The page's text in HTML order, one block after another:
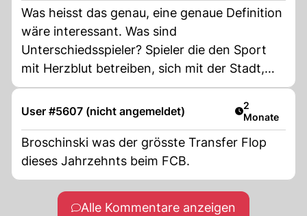
Was heisst das genau, eine genaue Definition
wäre interessant. Was sind
Unterschiedsspieler? Spieler die den Sport
mit Herzblut betreiben, sich mit der Stadt,
der Region und dem Verein identifizieren?!?
Und nicht nur wegen des Geldes kommen. Es
muss im kollektiv stimmen, 11 Spieler auf dem
Feld und auch die Ersatz Spieler müssen eine
Einheit sein.
User #5607 (nicht angemeldet) Artikel
2
Monate
Broschinski was der grösste Transfer Flop
dieses Jahrzehnts beim FCB.
Alle Kommentare anzeigen